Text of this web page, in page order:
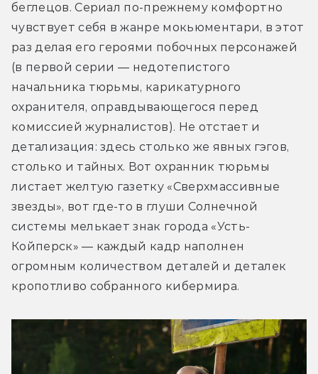
беглецов. Сериал по-прежнему комфортно
чувствует себя в жанре мокьюментари, в этот
раз делая его героями побочных персонажей
(в первой серии — недотепистого
начальника тюрьмы, карикатурного
охранителя, оправдывающегося перед
комиссией журналистов). Не отстает и
детализация: здесь столько же явных гэгов,
столько и тайных. Вот охранник тюрьмы
листает желтую газетку «Сверхмассивные
звезды», вот где-то в глуши Солнечной
системы мелькает знак города «Усть-
Койперск» — каждый кадр наполнен
огромным количеством деталей и деталек
кропотливо собранного кибермира.